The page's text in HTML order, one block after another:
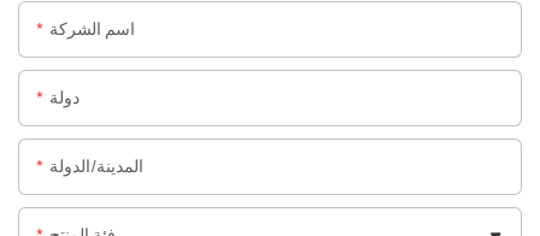
اسم الشركة
دولة
المدينة/الدولة